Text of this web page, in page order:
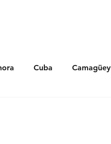
Cuba Camagüey